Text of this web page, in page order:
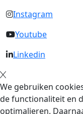
Instagram
Youtube
Linkedin
We gebruiken
de functionaliteit en
optimalieren.